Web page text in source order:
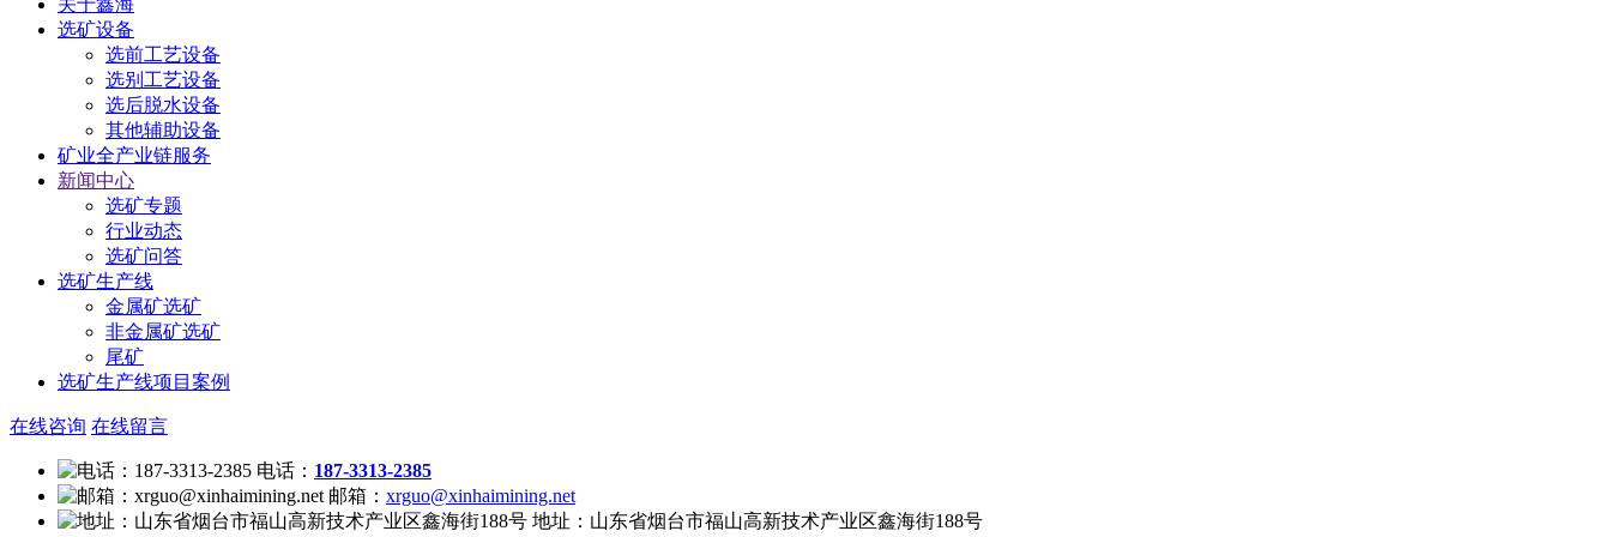
关于鑫海
选矿设备
选前工艺设备
选别工艺设备
选后脱水设备
其他辅助设备
矿业全产业链服务
新闻中心
选矿专题
行业动态
选矿问答
选矿生产线
金属矿选矿
非金属矿选矿
尾矿
选矿生产线项目案例
在线咨询 在线留言
电话： 187-3313-2385
邮箱： xrguo@xinhaimining.net
地址： 山东省烟台市福山高新技术产业区鑫海街188号